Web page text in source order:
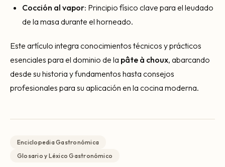
Cocción al vapor: Principio físico clave para el leudado
de la masa durante el horneado.
Este artículo integra conocimientos técnicos y prácticos
esenciales para el dominio de la pâte à choux, abarcando
desde su historia y fundamentos hasta consejos
profesionales para su aplicación en la cocina moderna.
Enciclopedia Gastronómica
Glosario y Léxico Gastronómico